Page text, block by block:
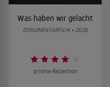
Was haben wir gelacht
DOKUMENTARFILM • 2026
prisma-Redaktion